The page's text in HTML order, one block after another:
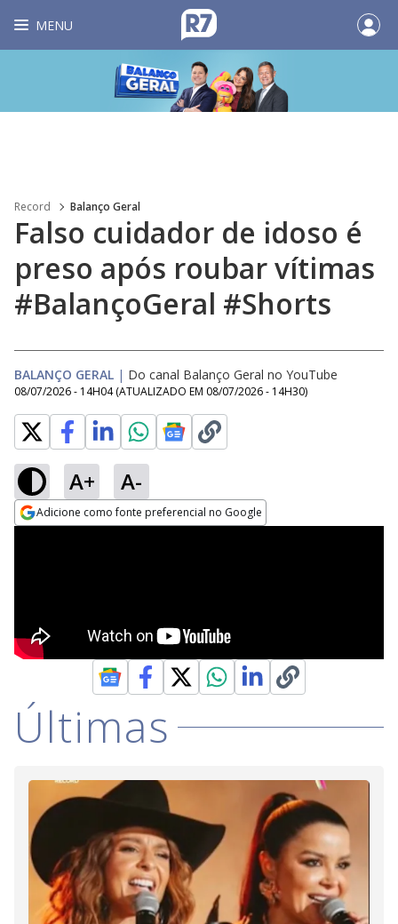
MENU
Record Balanço Geral
Falso cuidador de idoso é
preso após roubar vítimas
#BalançoGeral #Shorts
BALANÇO GERAL | Do canal Balanço Geral no YouTube
08/07/2026 - 14H04 (ATUALIZADO EM 08/07/2026 - 14H30)
A+ A-
Adicione como fonte preferencial no Google
Últimas